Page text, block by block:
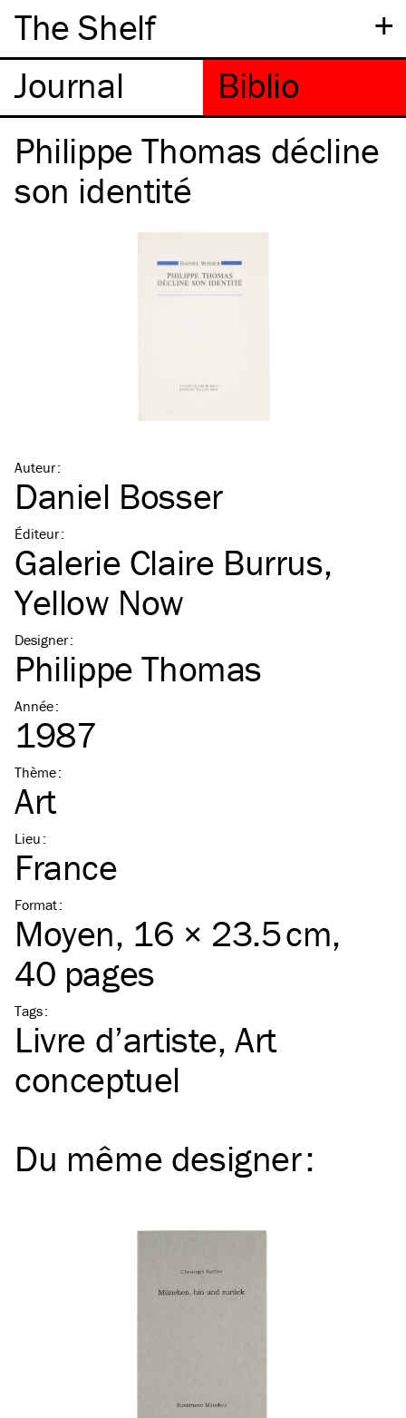
+
The Shelf
Philippe Thomas décline
son identité
Auteur:
Daniel Bosser
Éditeur:
Galerie Claire Burrus,
Yellow Now
Designer:
Philippe Thomas
Année:
1987
Thème:
Art
Lieu :
France
Format:
Moyen, 16 × 23.5 cm,
40 pages
Tags:
Livre d’artiste Art
conceptuel
Du même designer: